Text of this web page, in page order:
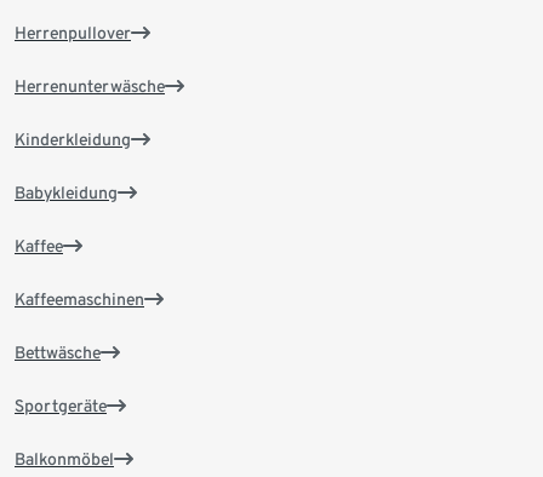
Herrenpullover
Herrenunterwäsche
Kinderkleidung
Babykleidung
Kaffee
Kaffeemaschinen
Bettwäsche
Sportgeräte
Balkonmöbel